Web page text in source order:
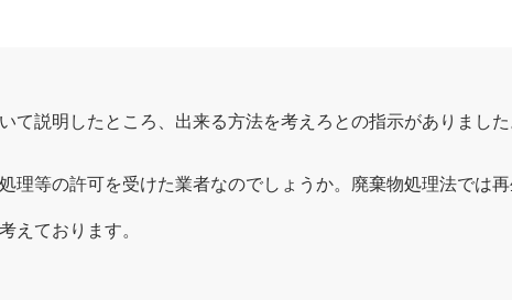
説明したところ、出来る方法を考えろとの指示がありました
等の許可を受けた業者なのでしょうか。廃棄物処理法では再
えております。